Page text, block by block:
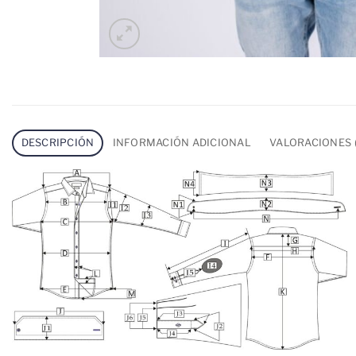
DESCRIPCIÓN INFORMACIÓN ADICIONAL VALORACIONES